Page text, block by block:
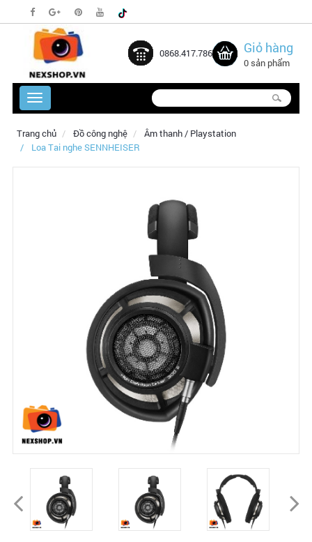
0868.417.786 Giỏ hàng
0 sản phẩm
Trang chủ Đồ công nghệ
Âm thanh / Playstation
Loa Tai nghe SENNHEISER